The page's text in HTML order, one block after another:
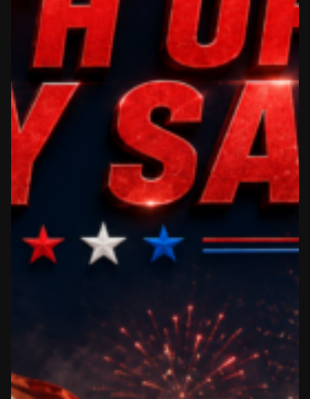
podczas zamawiania SG Timer!
Dodaj SG Timer do koszyka i wybierz kolor litery w
koszyku.
TAK, ROZUMIEM ANULUJ